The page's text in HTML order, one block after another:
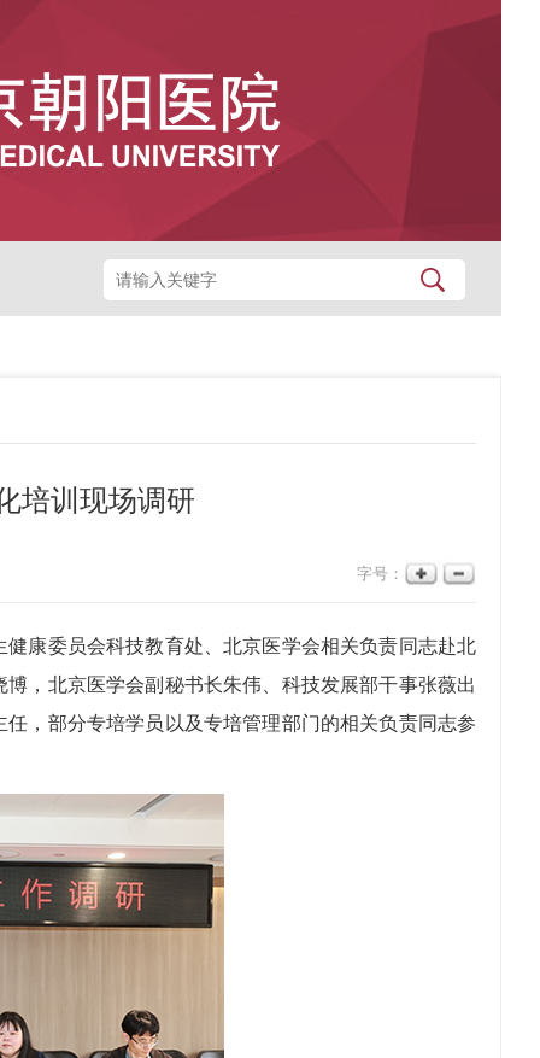
培训现场调研
字号：
康委员会科技教育处、北京医学会相关负责同志赴北
，北京医学会副秘书长朱伟、科技发展部干事张薇出
，部分专培学员以及专培管理部门的相关负责同志参